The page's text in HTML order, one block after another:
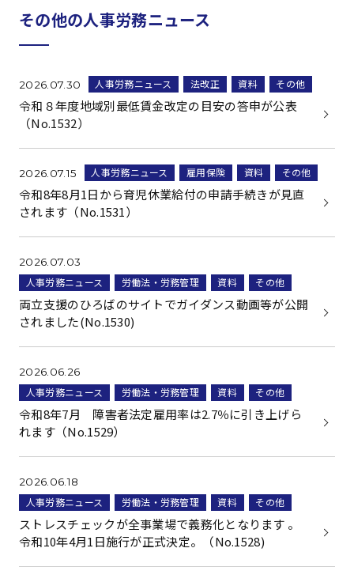
その他の人事労務ニュース
2026.07.30 人事労務ニュース 法改正 資料 その他
令和８年度地域別最低賃金改定の目安の答申が公表
（No.1532）
2026.07.15 人事労務ニュース 雇用保険 資料 その他
令和8年8月1日から育児休業給付の申請手続きが見直
されます（No.1531）
2026.07.03
人事労務ニュース 労働法・労務管理 資料 その他
両立支援のひろばのサイトでガイダンス動画等が公開
されました(No.1530)
2026.06.26
人事労務ニュース 労働法・労務管理 資料 その他
令和8年7月 障害者法定雇用率は2.7％に引き上げら
れます（No.1529）
2026.06.18
人事労務ニュース 労働法・労務管理 資料 その他
ストレスチェックが全事業場で義務化となります 。
令和10年4月1日施行が正式決定。（No.1528)